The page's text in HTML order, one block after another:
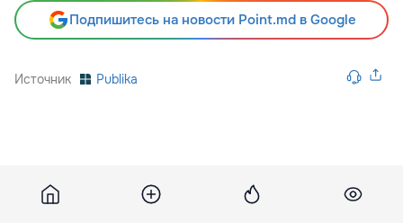
Подпишитесь на новости Point.md в Google
Источник Publika